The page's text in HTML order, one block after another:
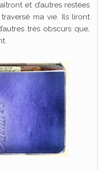
et d’autres restées
ma vie. Ils liront
très obscurs que,